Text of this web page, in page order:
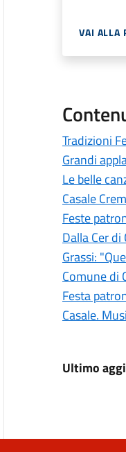
VAI ALLA
Tradizioni
Grandi
Le belle
Casale
Feste
Dalla Cer
Grassi:
Comune di
Festa
Casale.
Ultimo